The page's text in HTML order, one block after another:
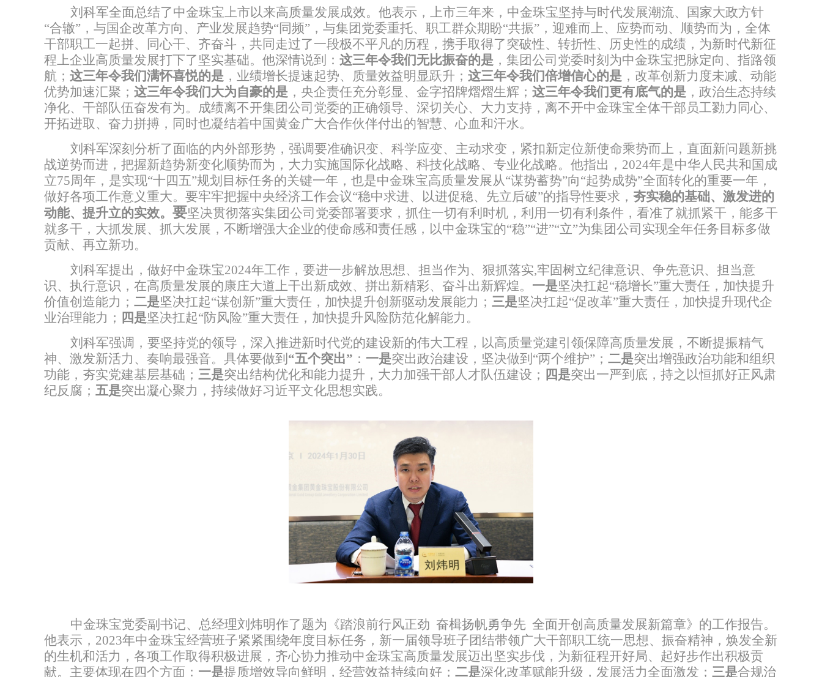
刘科军全面总结了中金珠宝上市以来高质量发展成效。他表示，上市三年来，中金珠宝坚持与时代发展潮流、国家大政方针
“合辙” ，与国企改革方向、产业发展趋势“同频” ，与集团党委重托、职工群众期盼“共振” ，迎难而上、应势而动、顺势而为，全体
干部职工一起拼、同心干、齐奋斗，共同走过了一段极不平凡的历程，携手取得了突破性、转折性、历史性的成绩，为新时代新征
程上企业高质量发展打下了坚实基础。他深情说到： 这三年令我们无比振奋的是 ，集团公司党委时刻为中金珠宝把脉定向、指路领
航； 这三年令我们满怀喜悦的是 ，业绩增长提速起势、质量效益明显跃升； 这三年令我们倍增信心的是 ，改革创新力度未减、动能
优势加速汇聚； 这三年令我们大为自豪的是 ，央企责任充分彰显、金字招牌熠熠生辉； 这三年令我们更有底气的是 ，政治生态持续
净化、干部队伍奋发有为。 成绩离不开集团公司党委的正确领导、深切关心、大力支持，离不开中金珠宝全体干部员工勠力同心、
开拓进取、奋力拼搏，同时也凝结着中国黄金广大合作伙伴付出的智慧、心血和汗水。
刘科军深刻分析了面临的内外部形势，强调要准确识变、科学应变、主动求变， 紧扣新定位新使命乘势而上，直面新问题新挑
战逆势而进，把握新趋势新变化顺势而为，大力实施国际化战略、科技化战略、专业化战略。 他指出， 2024年是中华人民共和国成
立75周年，是实现“十四五”规划目标任务的关键一年，也是中金珠宝高质量发展从“谋势蓄势”向“起势成势”全面转化的重要一年，
做好各项工作意义重大。 要牢牢把握中央经济工作会议“稳中求进、以进促稳、先立后破”的指导性要求， 夯实稳的基础、激发进的
动能、提升立的实效。 要坚决贯彻落实集团公司党委部署要求，抓住一切有利时机，利用一切有利条件，看准了就抓紧干，能多干
就多干，大抓发展、抓大发展，不断增强大企业的使命感和责任感，以中金珠宝的“稳”“进”“立”为集团公司实现全年任务目标多做
贡献、再立新功。
刘科军提出，做好中金珠宝2024年工作，要进一步解放思想、担当作为、狠抓落实,牢固树立纪律意识、争先意识、担当意
识、执行意识， 在高质量发展的康庄大道上干出新成效、拼出新精彩、奋斗出新辉煌。 一是坚决扛起“稳增长”重大责任，加快提升
价值创造能力； 二是坚决扛起“谋创新”重大责任，加快提升创新驱动发展能力； 三是坚决扛起“促改革”重大责任，加快提升现代企
业治理能力； 四是坚决扛起“防风险”重大责任，加快提升风险防范化解能力。
刘科军强调， 要坚持党的领导，深入推进新时代党的建设新的伟大工程，以高质量党建引领保障高质量发展， 不断提振精气
神、激发新活力、奏响最强音。 具体要做到 “五个突出” ： 一是突出政治建设，坚决做到 “两个维护” ； 二是突出增强政治功能和组织
功能，夯实党建基层基础； 三是突出结构优化和能力提升，大力加强干部人才队伍建设； 四是突出一严到底，持之以恒抓好正风肃
纪反腐； 五是突出凝心聚力，持续做好习近平文化思想实践。
中金珠宝党委副书记、总经理刘炜明作了题为《踏浪前行风正劲 奋楫扬帆勇争先 全面开创高质量发展新篇章》的工作报告。
他表示， 2023年中金珠宝经营班子紧紧围绕年度目标任务，新一届领导班子团结带领广大干部职工统一思想、振奋精神，焕发全新
的生机和活力，各项工作取得积极进展，齐心协力推动中金珠宝高质量发展迈出坚实步伐，为新征程开好局、起好步作出积极贡
献。主要体现在四个方面： 一是提质增效导向鲜明，经营效益持续向好； 二是深化改革赋能升级，发展活力全面激发； 三是合规治